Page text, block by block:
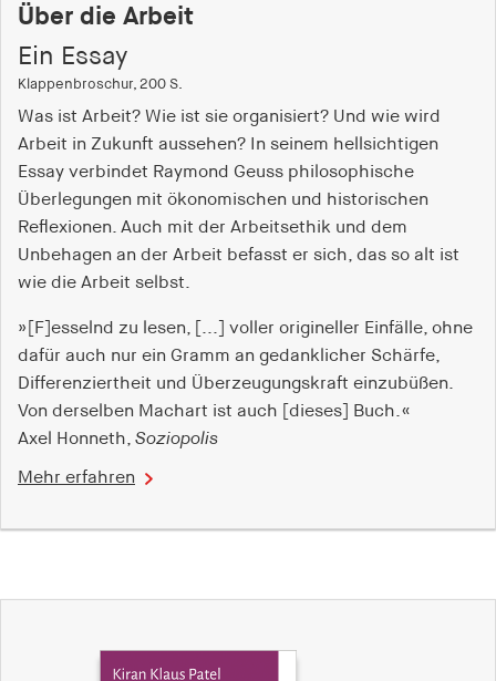
Über die Arbeit
Ein Essay
Klappenbroschur, 200 S.
Was ist Arbeit? Wie ist sie organisiert? Und wie wird
Arbeit in Zukunft aussehen? In seinem hellsichtigen
Essay verbindet Raymond Geuss philosophische
Überlegungen mit ökonomischen und historischen
Reflexionen. Auch mit der Arbeitsethik und dem
Unbehagen an der Arbeit befasst er sich, das so alt ist
wie die Arbeit selbst.
»[F]esselnd zu lesen, [...] voller origineller Einfälle, ohne
dafür auch nur ein Gramm an gedanklicher Schärfe,
Differenziertheit und Überzeugungskraft einzubüßen.
Von derselben Machart ist auch [dieses] Buch.«
Axel Honneth, Soziopolis
Mehr erfahren